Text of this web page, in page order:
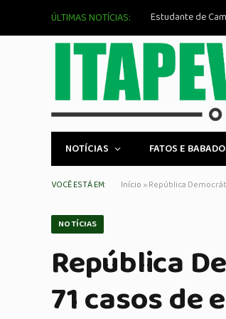
ÚLTIMAS NOTÍCIAS:
NOTÍCIAS FATOS E
VOCÊ ESTÁ EM: Início »República
NOTÍCIAS
República
71 casos de